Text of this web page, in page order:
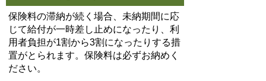
保険料の滞納が続く場合、未納期間に応
じて給付が一時差し止めになったり、利
用者負担が1割から3割になったりする措
置がとられます。保険料は必ずお納めく
ださい。